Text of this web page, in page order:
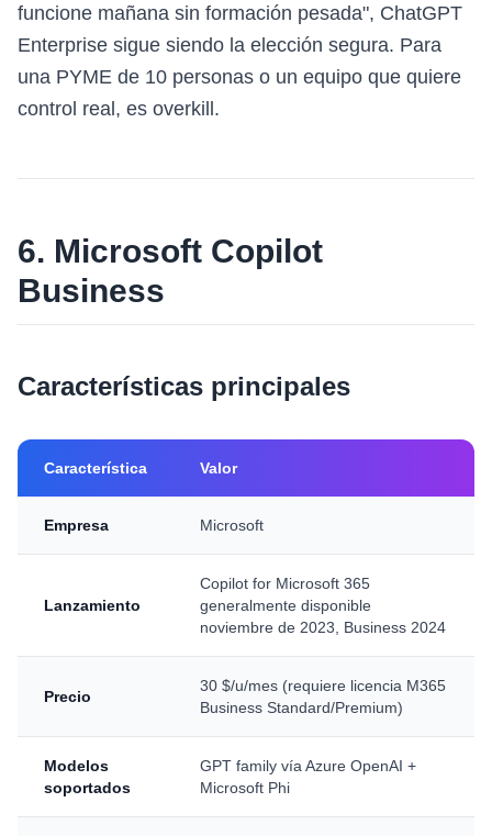
funcione mañana sin formación pesada", ChatGPT
Enterprise sigue siendo la elección segura. Para
una PYME de 10 personas o un equipo que quiere
control real, es overkill.
6. Microsoft Copilot
Business
Características principales
Característica Valor
Empresa Microsoft
Lanzamiento
Copilot for Microsoft 365
generalmente disponible
noviembre de 2023, Business 2024
Precio
30 $/u/mes (requiere licencia M365
Business Standard/Premium)
Modelos
soportados
GPT family vía Azure OpenAI +
Microsoft Phi